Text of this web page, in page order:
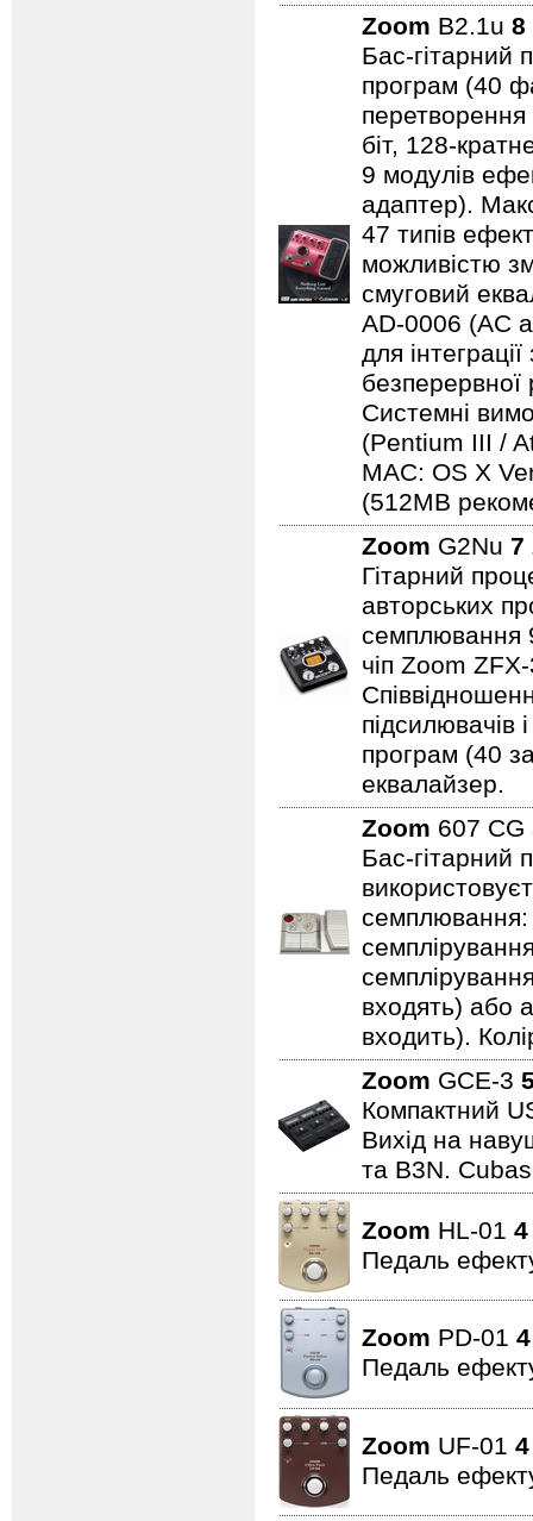
Zoom B2.1u 8
Бас-гітарний
програм (40
біт, 128-
9 модулів
адаптер).
47 типів
можливістю
смуговий
AD-0006 (AC
для
безперервної
Системні
(Pentium III /
MAC: OS X
(512MB
Zoom G2Nu 7
Гітарний
авторських
семплювання
чіп Zoom
підсилювачів
програм (40
еквалайзер.
Zoom 607 CG
Бас-гітарний
семплювання:
входять) або
входить).
Zoom GCE-3
Компактний
Вихід на
та B3N.
Zoom HL-01
Педаль
Zoom PD-01
Педаль
Zoom UF-01
Педаль